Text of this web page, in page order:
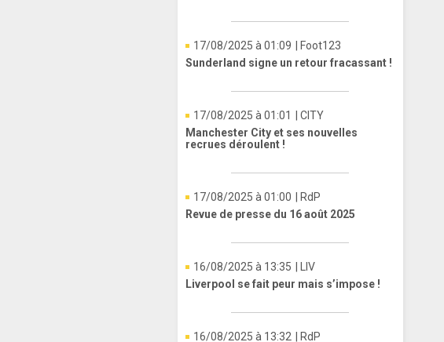
17/08/2025 à 01:09
| Foot123
Sunderland signe un retour fracassant !
17/08/2025 à 01:01
| CITY
Manchester City et ses nouvelles
recrues déroulent !
17/08/2025 à 01:00
| RdP
Revue de presse du 16 août 2025
16/08/2025 à 13:35
| LIV
Liverpool se fait peur mais s’impose !
16/08/2025 à 13:32
| RdP